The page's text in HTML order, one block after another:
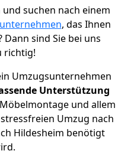
suchen nach einem
, das Ihnen
sind Sie bei uns
richtig!
Umzugsunternehmen
Unterstützung
und allem
Umzug nach
Hildesheim benötigt